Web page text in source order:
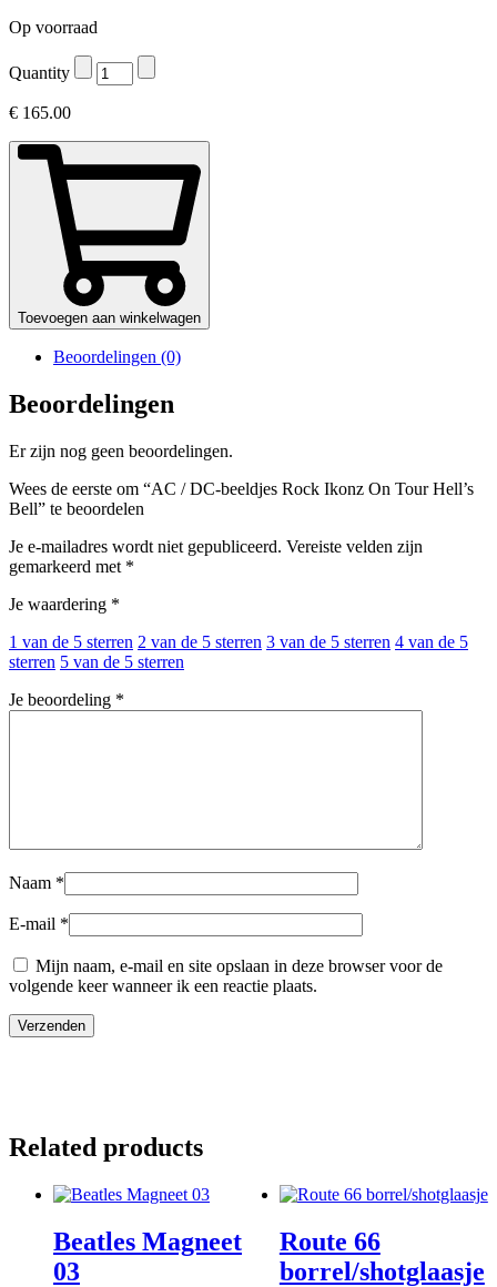
Op voorraad
Quantity
€ 165.00
Toevoegen aan winkelwagen
Beoordelingen (0)
Beoordelingen
Er zijn nog geen beoordelingen.
Wees de eerste om “AC / DC-beeldjes Rock Ikonz On Tour Hell’s
Bell” te beoordelen
Je e-mailadres wordt niet gepubliceerd. Vereiste velden zijn
gemarkeerd met *
Je waardering *
1 van de 5 sterren 2 van de 5 sterren 3 van de 5 sterren 4 van de 5
sterren 5 van de 5 sterren
Je beoordeling *
Naam *
E-mail *
Mijn naam, e-mail en site opslaan in deze browser voor de
volgende keer wanneer ik een reactie plaats.
Related products
Beatles Magneet
03
Route 66
borrel/shotglaasje